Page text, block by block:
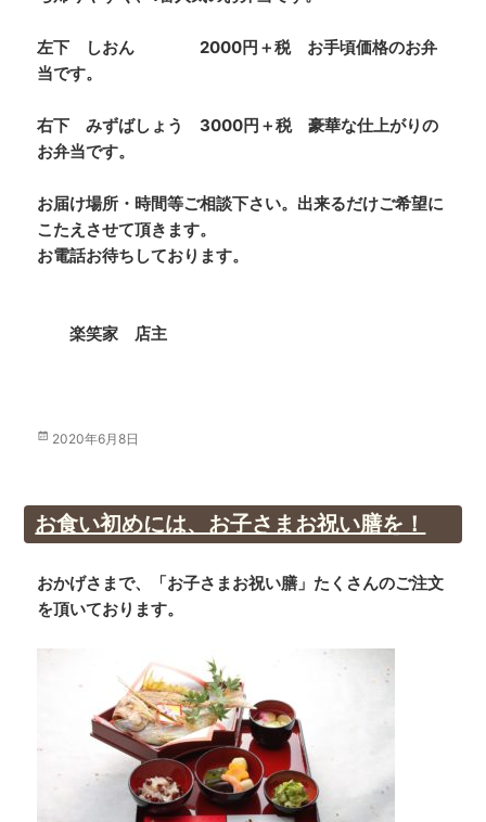
左下 しおん 2000円＋税 お手頃価格のお弁
当です。
右下 みずばしょう 3000円＋税 豪華な仕上がりの
お弁当です。
お届け場所・時間等ご相談下さい。出来るだけご希望に
こたえさせて頂きます。
お電話お待ちしております。
楽笑家 店主
投
2020年6月8日
お食い初めには、お子さまお祝い膳を！
おかげさまで、「お子さまお祝い膳」たくさんのご注文
を頂いております。